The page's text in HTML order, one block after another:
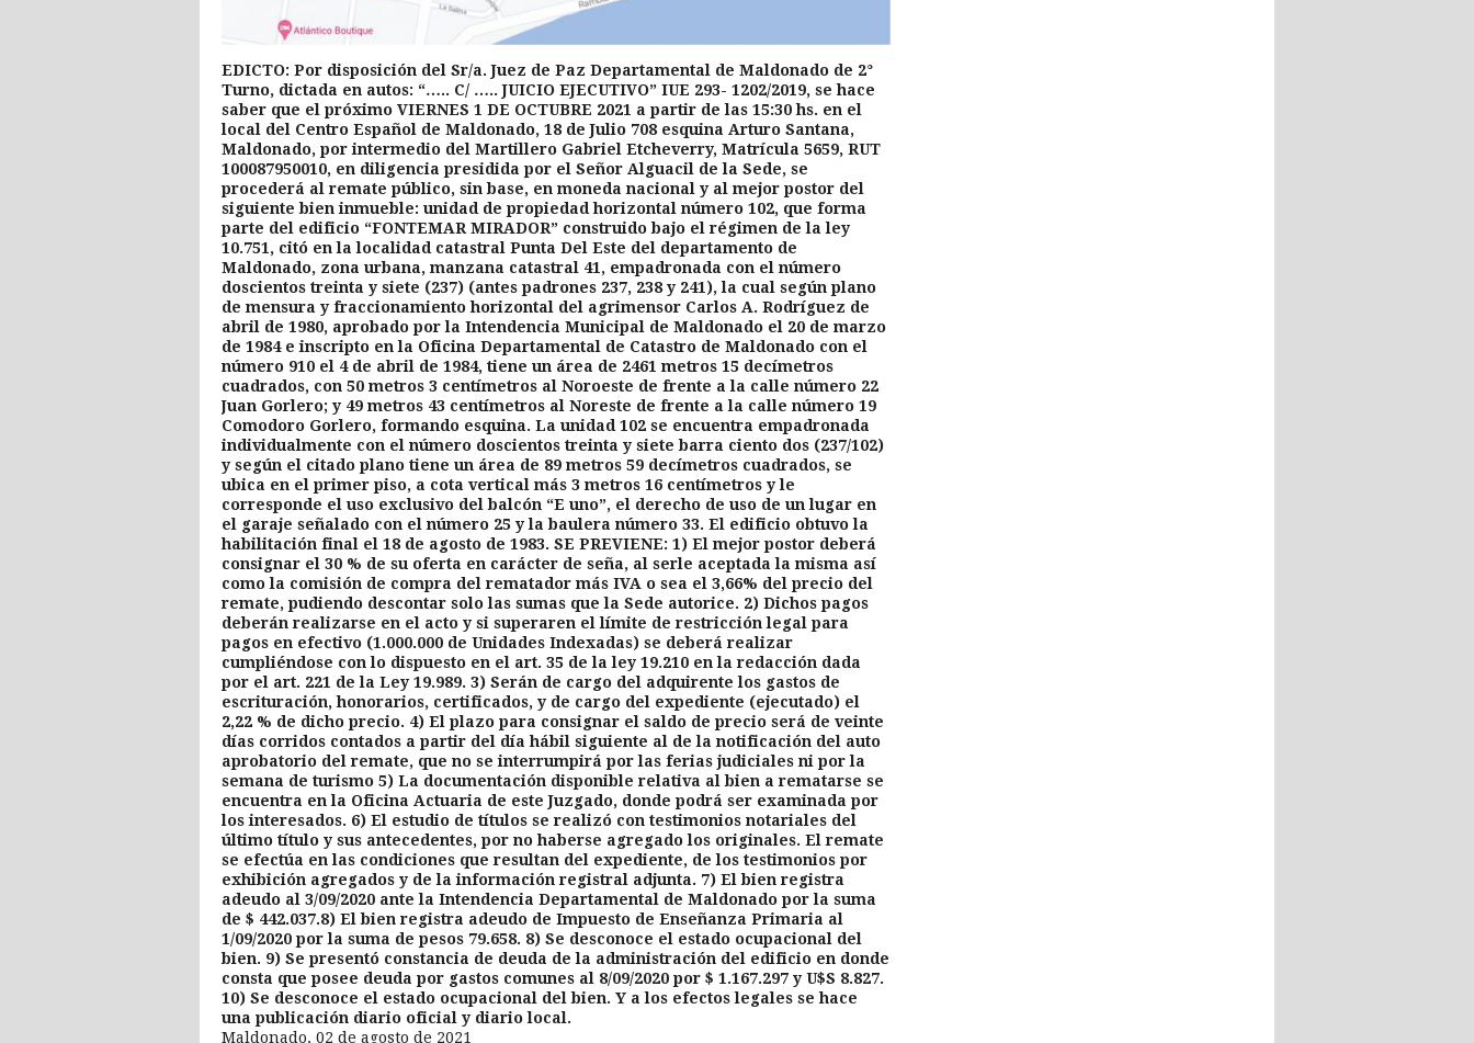
EDICTO: Por disposición del Sr/a. Juez de Paz Departamental de Maldonado de 2°
Turno, dictada en autos: “….. C/ ….. JUICIO EJECUTIVO” IUE 293- 1202/2019, se hace
saber que el próximo VIERNES 1 DE OCTUBRE 2021 a partir de las 15:30 hs. en el
local del Centro Español de Maldonado, 18 de Julio 708 esquina Arturo Santana,
Maldonado, por intermedio del Martillero Gabriel Etcheverry, Matrícula 5659, RUT
100087950010, en diligencia presidida por el Señor Alguacil de la Sede, se
procederá al remate público, sin base, en moneda nacional y al mejor postor del
siguiente bien inmueble: unidad de propiedad horizontal número 102, que forma
parte del edificio “FONTEMAR MIRADOR” construido bajo el régimen de la ley
10.751, citó en la localidad catastral Punta Del Este del departamento de
Maldonado, zona urbana, manzana catastral 41, empadronada con el número
doscientos treinta y siete (237) (antes padrones 237, 238 y 241), la cual según plano
de mensura y fraccionamiento horizontal del agrimensor Carlos A. Rodríguez de
abril de 1980, aprobado por la Intendencia Municipal de Maldonado el 20 de marzo
de 1984 e inscripto en la Oficina Departamental de Catastro de Maldonado con el
número 910 el 4 de abril de 1984, tiene un área de 2461 metros 15 decímetros
cuadrados, con 50 metros 3 centímetros al Noroeste de frente a la calle número 22
Juan Gorlero; y 49 metros 43 centímetros al Noreste de frente a la calle número 19
Comodoro Gorlero, formando esquina. La unidad 102 se encuentra empadronada
individualmente con el número doscientos treinta y siete barra ciento dos (237/102)
y según el citado plano tiene un área de 89 metros 59 decímetros cuadrados, se
ubica en el primer piso, a cota vertical más 3 metros 16 centímetros y le
corresponde el uso exclusivo del balcón “E uno”, el derecho de uso de un lugar en
el garaje señalado con el número 25 y la baulera número 33. El edificio obtuvo la
habilitación final el 18 de agosto de 1983. SE PREVIENE: 1) El mejor postor deberá
consignar el 30 % de su oferta en carácter de seña, al serle aceptada la misma así
como la comisión de compra del rematador más IVA o sea el 3,66% del precio del
remate, pudiendo descontar solo las sumas que la Sede autorice. 2) Dichos pagos
deberán realizarse en el acto y si superaren el límite de restricción legal para
pagos en efectivo (1.000.000 de Unidades Indexadas) se deberá realizar
cumpliéndose con lo dispuesto en el art. 35 de la ley 19.210 en la redacción dada
por el art. 221 de la Ley 19.989. 3) Serán de cargo del adquirente los gastos de
escrituración, honorarios, certificados, y de cargo del expediente (ejecutado) el
2,22 % de dicho precio. 4) El plazo para consignar el saldo de precio será de veinte
días corridos contados a partir del día hábil siguiente al de la notificación del auto
aprobatorio del remate, que no se interrumpirá por las ferias judiciales ni por la
semana de turismo 5) La documentación disponible relativa al bien a rematarse se
encuentra en la Oficina Actuaria de este Juzgado, donde podrá ser examinada por
los interesados. 6) El estudio de títulos se realizó con testimonios notariales del
último título y sus antecedentes, por no haberse agregado los originales. El remate
se efectúa en las condiciones que resultan del expediente, de los testimonios por
exhibición agregados y de la información registral adjunta. 7) El bien registra
adeudo al 3/09/2020 ante la Intendencia Departamental de Maldonado por la suma
de $ 442.037.8) El bien registra adeudo de Impuesto de Enseñanza Primaria al
1/09/2020 por la suma de pesos 79.658. 8) Se desconoce el estado ocupacional del
bien. 9) Se presentó constancia de deuda de la administración del edificio en donde
consta que posee deuda por gastos comunes al 8/09/2020 por $ 1.167.297 y U$S 8.827.
10) Se desconoce el estado ocupacional del bien. Y a los efectos legales se hace
una publicación diario oficial y diario local.
Maldonado, 02 de agosto de 2021